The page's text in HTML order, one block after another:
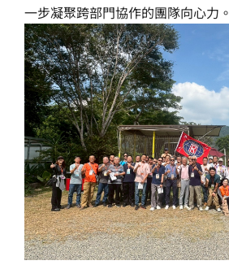
一步凝聚跨部門協作的團隊向心力。